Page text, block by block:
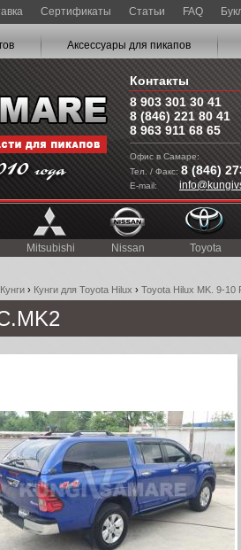
Сертификаты Статьи FAQ
Аксессуары для пикапов
Контакты
8 903 301 30 41
8 (846) 221 80 41
8 963 911 68 65
Офис в Самаре:
Тел. / Факс: 8 (846)
E-mail:
Mitsubishi Nissan Toyota
Кунги › Кунги для Toyota Hilux › Toyota Hilux MK. 9-10